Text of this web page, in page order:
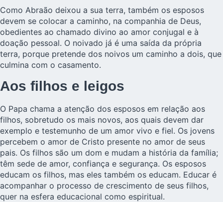
Como Abraão deixou a sua terra, também os esposos
devem se colocar a caminho, na companhia de Deus,
obedientes ao chamado divino ao amor conjugal e à
doação pessoal. O noivado já é uma saída da própria
terra, porque pretende dos noivos um caminho a dois, que
culmina com o casamento.
Aos filhos e leigos
O Papa chama a atenção dos esposos em relação aos
filhos, sobretudo os mais novos, aos quais devem dar
exemplo e testemunho de um amor vivo e fiel. Os jovens
percebem o amor de Cristo presente no amor de seus
pais. Os filhos são um dom e mudam a história da família;
têm sede de amor, confiança e segurança. Os esposos
educam os filhos, mas eles também os educam. Educar é
acompanhar o processo de crescimento de seus filhos,
quer na esfera educacional como espiritual.